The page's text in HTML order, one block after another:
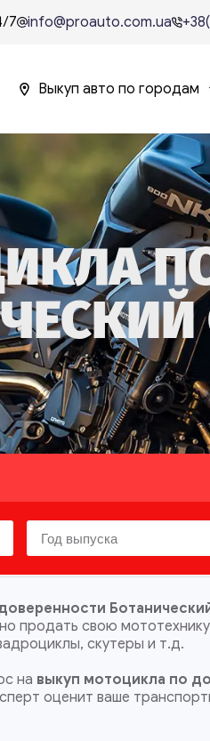
7 info@proauto.com.ua
Выкуп авто по городам
продать свою
скутеры и т.д.
на выкуп мотоцикла по
оценит ваше